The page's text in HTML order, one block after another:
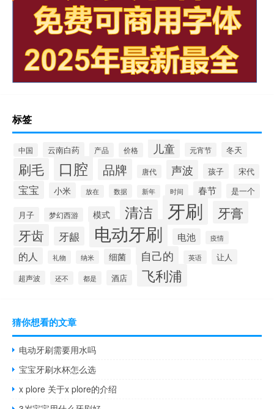
标签
中国 云南白药 产品 价格 儿童 元宵节 冬天
刷毛 口腔 品牌 唐代 声波 孩子 宋代
宝宝 小米 放在 数据 新年 时间 春节 是一个
月子 梦幻西游 模式 清洁 牙刷 牙膏
牙齿 牙龈 电动牙刷 电池 疫情
的人 礼物 纳米 细菌 自己的 英语 让人
超声波 还不 都是 酒店 飞利浦
猜你想看的文章
电动牙刷需要用水吗
宝宝牙刷水杯怎么选
x plore 关于x plore的介绍